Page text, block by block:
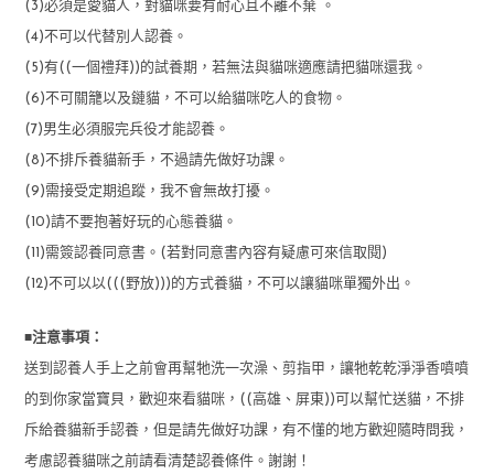
(3)必須是愛貓人，對貓咪要有耐心且不離不棄 。
(4)不可以代替別人認養。
(5)有((一個禮拜))的試養期，若無法與貓咪適應請把貓咪還我。
(6)不可關籠以及鏈貓，不可以給貓咪吃人的食物。
(7)男生必須服完兵役才能認養。
(8)不排斥養貓新手，不過請先做好功課。
(9)需接受定期追蹤，我不會無故打擾。
(10)請不要抱著好玩的心態養貓。
(11)需簽認養同意書。(若對同意書內容有疑慮可來信取閱)
(12)不可以以(((野放)))的方式養貓，不可以讓貓咪單獨外出。
■注意事項：
送到認養人手上之前會再幫牠洗一次澡、剪指甲，讓牠乾乾淨淨香噴噴
的到你家當寶貝，歡迎來看貓咪，((高雄、屏東))可以幫忙送貓，不排
斥給養貓新手認養，但是請先做好功課，有不懂的地方歡迎隨時問我，
考慮認養貓咪之前請看清楚認養條件。謝謝！